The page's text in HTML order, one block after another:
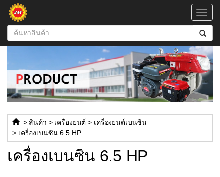
> สินค้า > เครื่องยนต์ > เครื่องยนต์เบนซิน
> เครื่องเบนซิน 6.5 HP
เครื่องเบนซิน 6.5 HP